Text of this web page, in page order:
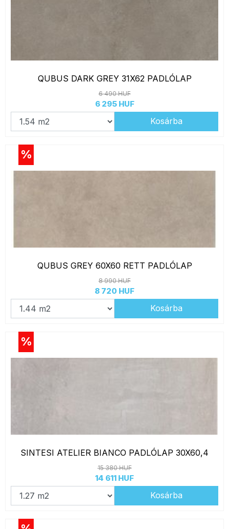
QUBUS DARK GREY 31X62 PADLÓLAP
6 490 HUF
6 295 HUF
Kosárba
%
QUBUS GREY 60X60 RETT PADLÓLAP
8 990 HUF
8 720 HUF
Kosárba
%
SINTESI ATELIER BIANCO PADLÓLAP 30X60,4
15 380 HUF
14 611 HUF
Kosárba